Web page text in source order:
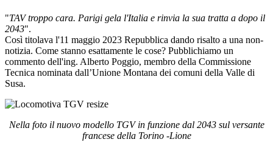
"TAV troppo cara. Parigi gela l'Italia e rinvia la sua tratta a dopo il
2043".
Così titolava l'11 maggio 2023 Repubblica dando risalto a una non-
notizia. Come stanno esattamente le cose? Pubblichiamo un
commento dell'ing. Alberto Poggio, membro della Commissione
Tecnica nominata dall’Unione Montana dei comuni della Valle di
Susa.
Nella foto il nuovo modello TGV in funzione dal 2043 sul versante
francese della Torino -Lione